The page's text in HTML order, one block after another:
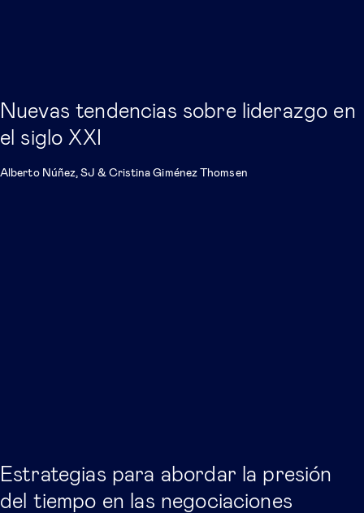
Nuevas tendencias sobre liderazgo en
el siglo XXI
Alberto Núñez, SJ & Cristina Giménez Thomsen
Estrategias para abordar la presión
del tiempo en las negociaciones